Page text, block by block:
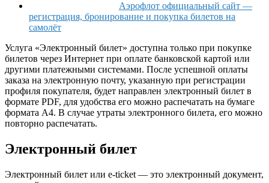
Аэрофлот официальный сайт —
регистрация, бронирование и покупка билетов на
самолёт
Услуга «Электронный билет» доступна только при покупке
билетов через Интернет при оплате банковской картой или
другими платежными системами. После успешной оплаты
заказа на электронную почту, указанную при регистрации
профиля покупателя, будет направлен электронный билет в
формате PDF, для удобства его можно распечатать на бумаге
формата A4. В случае утраты электронного билета, его можно
повторно распечатать.
Электронный билет
Электронный билет или e-ticket — это электронный документ,